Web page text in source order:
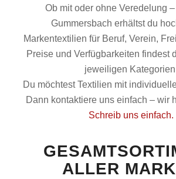
Ob mit oder ohne Veredelung
Gummersbach erhältst du
Markentextilien für Beruf, Verein,
Preise und Verfügbarkeiten findest
jeweiligen
Du möchtest Textilien mit
Dann kontaktiere uns einfach – wir
Schreib uns einfach.
ALLER